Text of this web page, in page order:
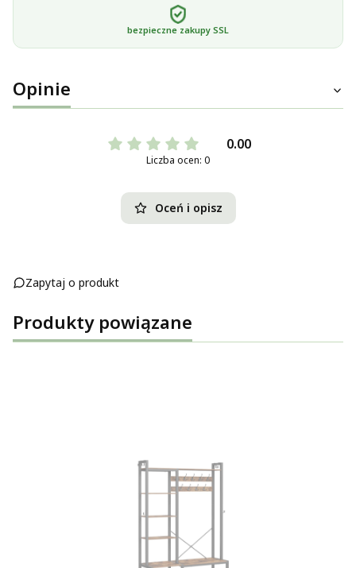
bezpieczne zakupy SSL
Opinie
0.00
Liczba ocen: 0
Oceń i opisz
Zapytaj o produkt
Produkty powiązane